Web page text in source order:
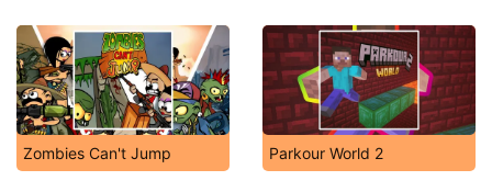
Zombies Can't Jump Parkour World 2